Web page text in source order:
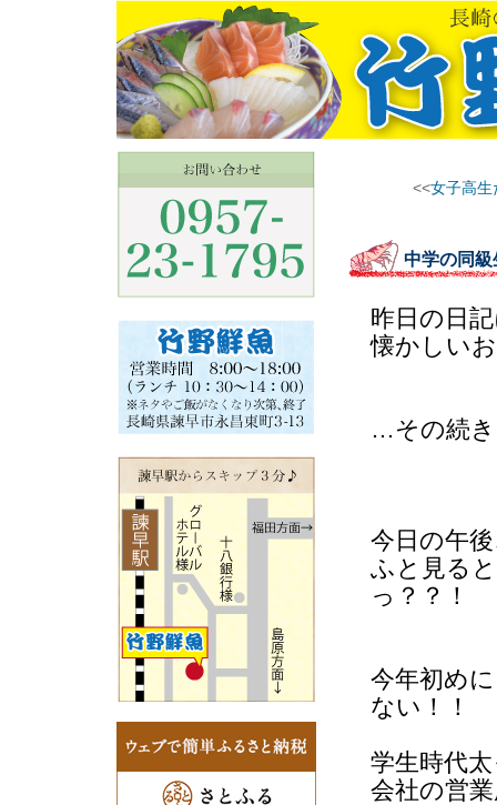
<<女子高
中学の同級
昨日の日
懐かしい
…その続
今日の午
ふと見る
っ？？！
今年初め
ない！！
学生時代
会社の営